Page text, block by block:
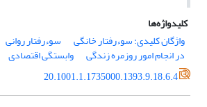
کلیدواژه‌ها
واژگان کلیدی: سوءرفتار خانگی
سوءرفتار روانی
در انجام امور روزمره زندگی
وابستگی اقتصادی
20.1001.1.1735000.1393.9.18.6.4